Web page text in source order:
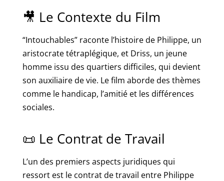
🎥 Le Contexte du Film
“Intouchables” raconte l’histoire de Philippe, un
aristocrate tétraplégique, et Driss, un jeune
homme issu des quartiers difficiles, qui devient
son auxiliaire de vie. Le film aborde des thèmes
comme le handicap, l’amitié et les différences
sociales.
📜 Le Contrat de Travail
L’un des premiers aspects juridiques qui
ressort est le contrat de travail entre Philippe